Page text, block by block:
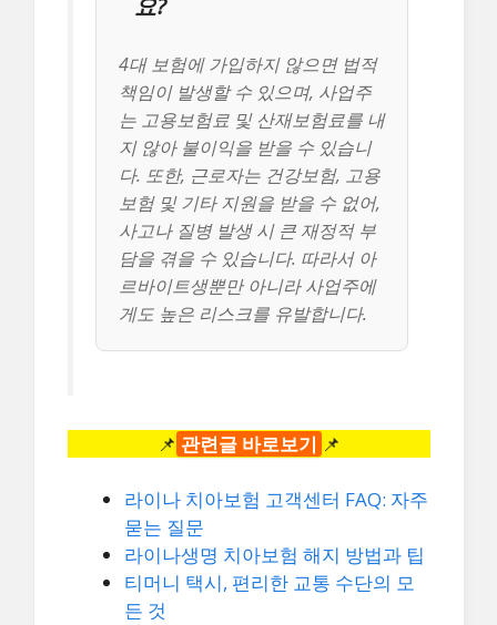
요?
4대 보험에 가입하지 않으면 법적
책임이 발생할 수 있으며, 사업주
는 고용보험료 및 산재보험료를 내
지 않아 불이익을 받을 수 있습니
다. 또한, 근로자는 건강보험, 고용
보험 및 기타 지원을 받을 수 없어,
사고나 질병 발생 시 큰 재정적 부
담을 겪을 수 있습니다. 따라서 아
르바이트생뿐만 아니라 사업주에
게도 높은 리스크를 유발합니다.
📌 관련글 바로보기 📌
라이나 치아보험 고객센터 FAQ: 자주
묻는 질문
라이나생명 치아보험 해지 방법과 팁
티머니 택시, 편리한 교통 수단의 모
든 것